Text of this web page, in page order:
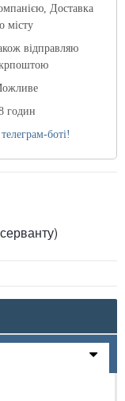
Доставка
місту
відправляю
годин
боті!